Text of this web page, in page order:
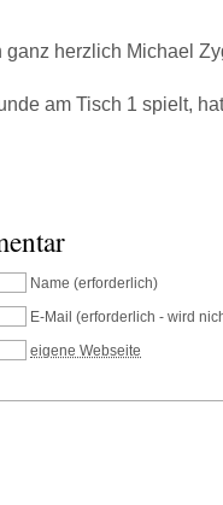
herzlich Michael
am Tisch 1 spielt,
Name (erforderlich)
E-Mail (erforderlich - wird
eigene Webseite